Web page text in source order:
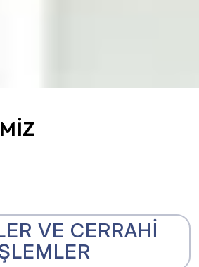
VE CERRAHİ